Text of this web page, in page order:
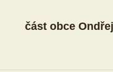
část obce